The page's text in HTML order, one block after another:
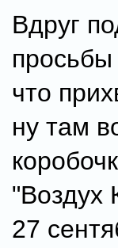
Вдруг
что
ну там
"Воздух
27